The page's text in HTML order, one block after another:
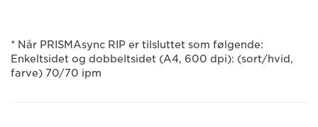
* Når PRISMAsync RIP er tilsluttet som følgende:
Enkeltsidet og dobbeltsidet (A4, 600 dpi): (sort/hvid,
farve) 70/70 ipm